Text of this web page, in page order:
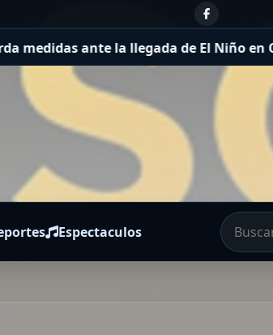
la llegada de El Niño en Concordia
Espectaculos